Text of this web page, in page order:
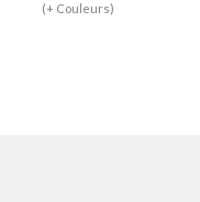
(+ Couleurs)